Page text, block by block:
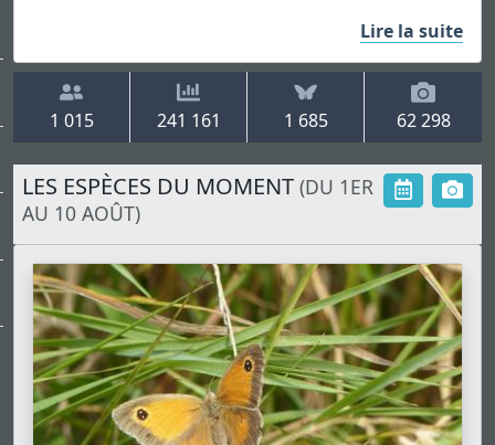
Lire la suite
1 015 241 161 1 685 62 298
LES ESPÈCES DU MOMENT (DU 1ER
AU 10 AOÛT)